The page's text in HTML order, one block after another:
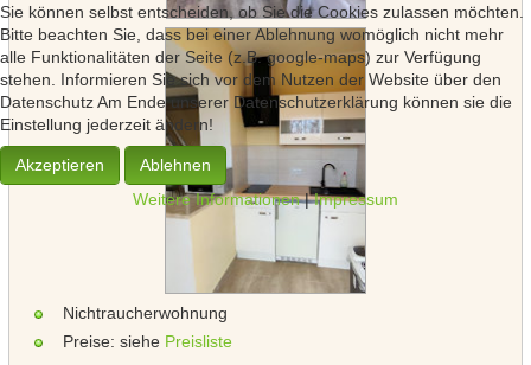
Nichtraucherwohnung
Preise: siehe Preisliste
Sie können selbst entscheiden, ob Sie die Cookies zulassen möchten.
Bitte beachten Sie, dass bei einer Ablehnung womöglich nicht mehr
alle Funktionalitäten der Seite (z.B. google-maps) zur Verfügung
stehen. Informieren Sie sich vor dem Nutzen der Website über den
Datenschutz Am Ende unserer Datenschutzerklärung können sie die
Einstellung jederzeit ändern!
Akzeptieren
Ablehnen
Weitere Informationen|Impressum